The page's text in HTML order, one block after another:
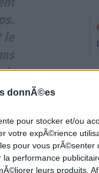
donnÃ©es
pour stocker et/ou
votre expÃ©rience
pour vous prÃ©senter
performance
leurs produits.
et